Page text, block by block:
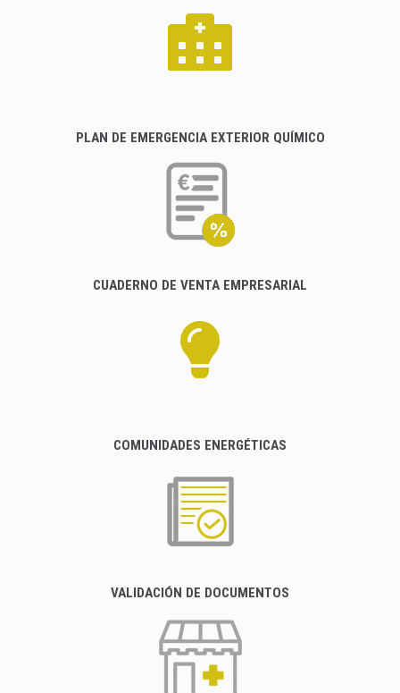
PLAN DE EMERGENCIA EXTERIOR QUÍMICO
CUADERNO DE VENTA EMPRESARIAL
COMUNIDADES ENERGÉTICAS
VALIDACIÓN DE DOCUMENTOS